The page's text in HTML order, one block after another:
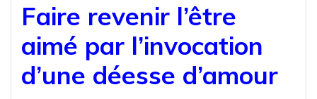
Faire revenir l’être
aimé par l’invocation
d’une déesse d’amour